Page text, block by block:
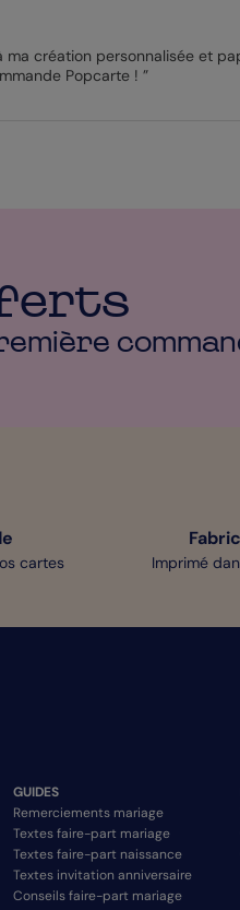
ma création personnalisée et
Je recommande Popcarte ! ”
cartes Imprimé
GUIDES
Remerciements mariage
Textes faire-part mariage
Textes faire-part naissance
Textes invitation anniversaire
Conseils faire-part mariage